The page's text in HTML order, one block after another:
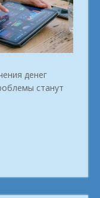
денег
станут